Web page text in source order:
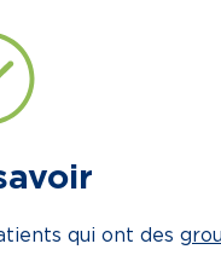
qui ont des